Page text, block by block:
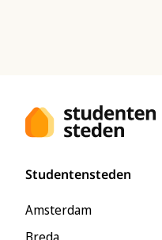
Studentensteden
Amsterdam